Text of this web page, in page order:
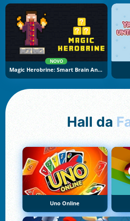
NOVO
Magic Herobrine: Smart Brain And Puzzle Quest
Hall da
Uno Online